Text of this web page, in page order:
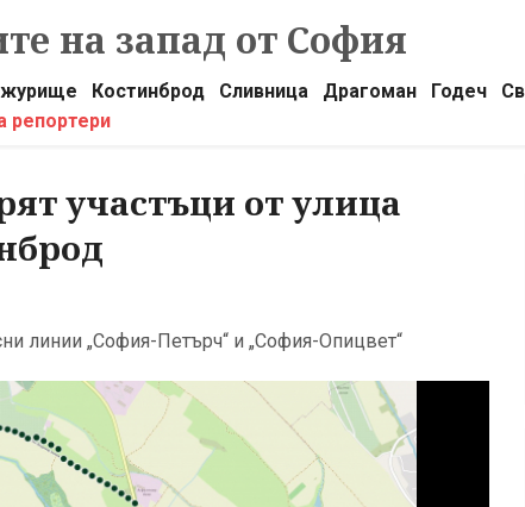
на запад от София
Костинброд Сливница Драгоман Годеч
репортери
участъци от улица
линии „София-Петърч“ и „София-Опицвет“